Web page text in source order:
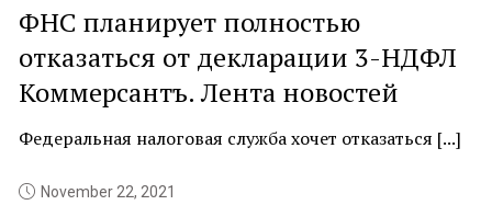
ФНС планирует полностью
отказаться от декларации 3-НДФЛ
Коммерсантъ. Лента новостей
Федеральная налоговая служба хочет отказаться [...]
November 22, 2021